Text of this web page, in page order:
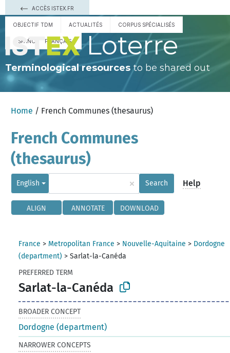
ACCÈS ISTEX.FR
OBJECTIF TDM ACTUALITÉS CORPUS SPÉCIALISÉS
ESPAÑOL FRANÇAIS Loterre
Terminological resourcesto be shared out
Home / French Communes (thesaurus)
French Communes
(thesaurus)
English × Search Help
ALIGN ANNOTATE DOWNLOAD
France > Metropolitan France > Nouvelle-Aquitaine > Dordogne
(department) >Sarlat-la-Canéda
PREFERRED TERM
Sarlat-la-Canéda
BROADER CONCEPT
Dordogne (department)
NARROWER CONCEPTS